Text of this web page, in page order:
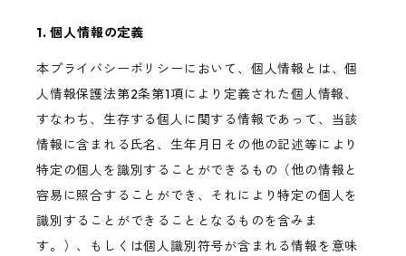
1. 個人情報の定義
本プライバシーポリシーにおいて、個人情報とは、個
人情報保護法第2条第1項により定義された個人情報、
すなわち、生存する個人に関する情報であって、当該
情報に含まれる氏名、生年月日その他の記述等により
特定の個人を識別することができるもの（他の情報と
容易に照合することができ、それにより特定の個人を
識別することができることとなるものを含みま
す。）、もしくは個人識別符号が含まれる情報を意味